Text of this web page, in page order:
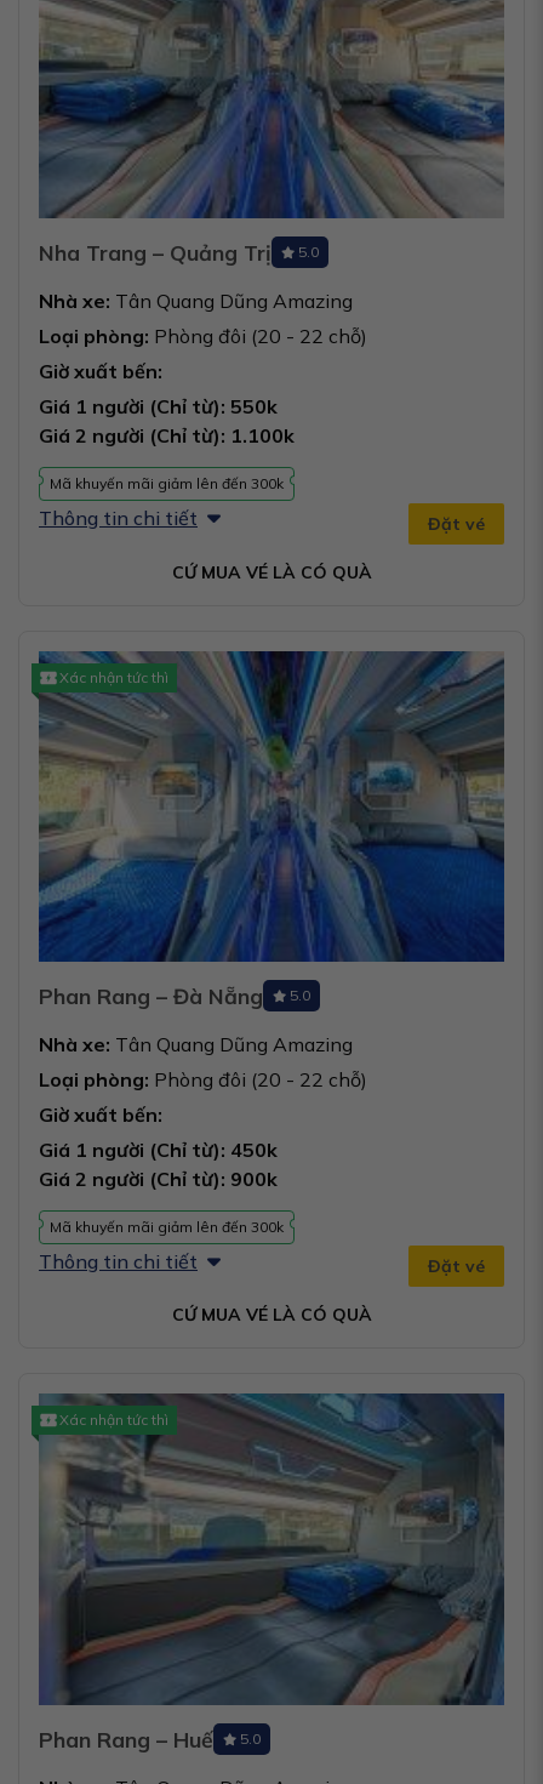
Nha Trang – Quảng Trị 5.0
Nhà xe: Tân Quang Dũng Amazing
Loại phòng: Phòng đôi (20 - 22 chỗ)
Giờ xuất bến:
Giá 1 người (Chỉ từ): 550k
Giá 2 người (Chỉ từ): 1.100k
Mã khuyến mãi giảm lên đến 300k
Thông tin chi tiết Đặt vé
CỨ MUA VÉ LÀ CÓ QUÀ
Xác nhận tức thì
Phan Rang – Đà Nẵng 5.0
Nhà xe: Tân Quang Dũng Amazing
Loại phòng: Phòng đôi (20 - 22 chỗ)
Giờ xuất bến:
Giá 1 người (Chỉ từ): 450k
Giá 2 người (Chỉ từ): 900k
Mã khuyến mãi giảm lên đến 300k
Thông tin chi tiết Đặt vé
CỨ MUA VÉ LÀ CÓ QUÀ
Xác nhận tức thì
Phan Rang – Huế 5.0